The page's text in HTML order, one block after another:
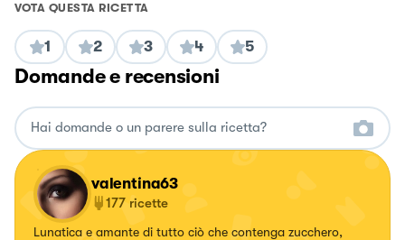
VOTA QUESTA RICETTA
1 2 3 4 5
Domande e recensioni
valentina63
177 ricette
Lunatica e amante di tutto ciò che contenga zucchero,